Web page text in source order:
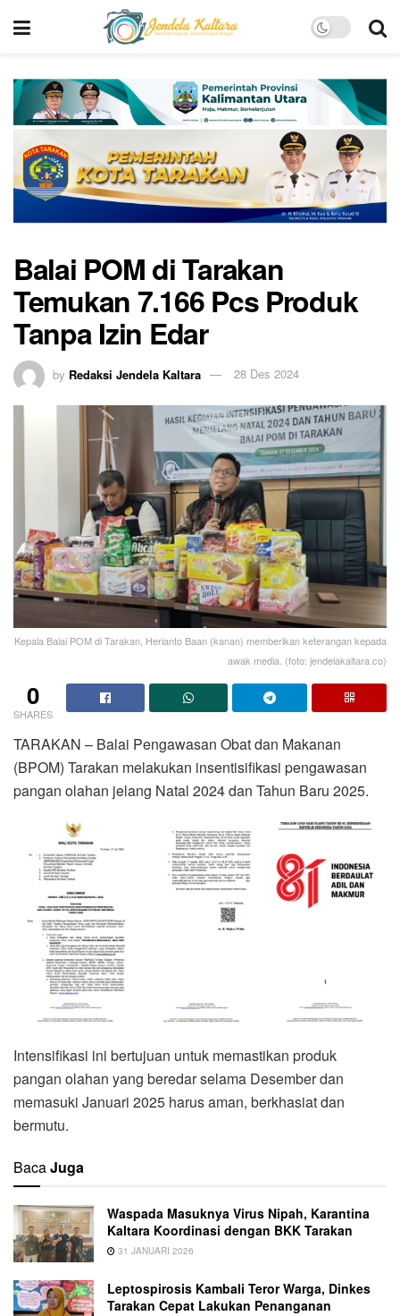
Balai POM di Tarakan
Temukan 7.166 Pcs Produk
Tanpa Izin Edar
by Redaksi Jendela Kaltara 28 Des 2024
Kepala Balai POM di Tarakan, Herianto Baan (kanan) memberikan keterangan kepada
awak media. (foto: jendelakaltara.co)
0
SHARES
TARAKAN – Balai Pengawasan Obat dan Makanan
(BPOM) Tarakan melakukan insentisifikasi pengawasan
pangan olahan jelang Natal 2024 dan Tahun Baru 2025.
Intensifikasi ini bertujuan untuk memastikan produk
pangan olahan yang beredar selama Desember dan
memasuki Januari 2025 harus aman, berkhasiat dan
bermutu.
BacaJuga
Waspada Masuknya Virus Nipah, Karantina
Kaltara Koordinasi dengan BKK Tarakan
31 JANUARI 2026
Leptospirosis Kambali Teror Warga, Dinkes
Tarakan Cepat Lakukan Penanganan